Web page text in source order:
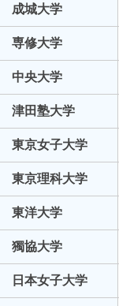
成城大学
専修大学
中央大学
津田塾大学
東京女子大学
東京理科大学
東洋大学
獨協大学
日本女子大学